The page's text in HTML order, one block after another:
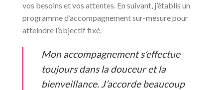
vos besoins et vos attentes. En suivant, j’établis un
programme d’accompagnement sur-mesure pour
atteindre l’objectif fixé.
Mon accompagnement s’effectue
toujours dans la douceur et la
bienveillance. J’accorde beaucoup